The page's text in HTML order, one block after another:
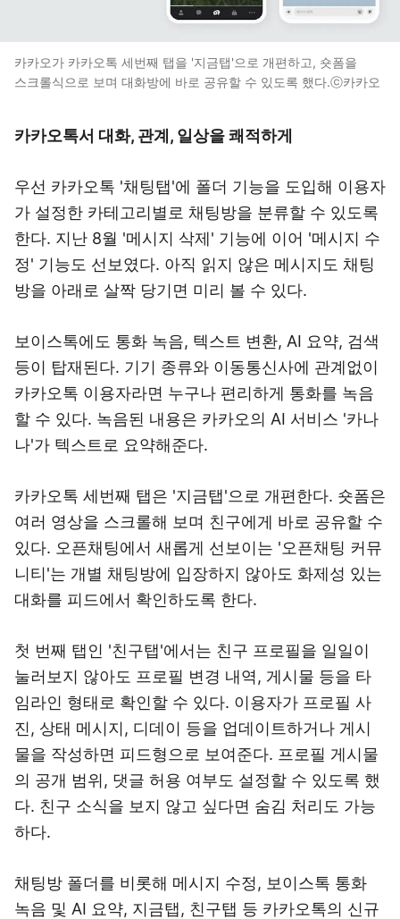
카카오가 카카오톡 세번째 탭을 '지금탭'으로 개편하고, 숏폼을
스크롤식으로 보며 대화방에 바로 공유할 수 있도록 했다.ⓒ카카오
카카오톡서 대화, 관계, 일상을 쾌적하게
우선 카카오톡 '채팅탭'에 폴더 기능을 도입해 이용자
가 설정한 카테고리별로 채팅방을 분류할 수 있도록
한다. 지난 8월 '메시지 삭제' 기능에 이어 '메시지 수
정' 기능도 선보였다. 아직 읽지 않은 메시지도 채팅
방을 아래로 살짝 당기면 미리 볼 수 있다.
보이스톡에도 통화 녹음, 텍스트 변환, AI 요약, 검색
등이 탑재된다. 기기 종류와 이동통신사에 관계없이
카카오톡 이용자라면 누구나 편리하게 통화를 녹음
할 수 있다. 녹음된 내용은 카카오의 AI 서비스 '카나
나'가 텍스트로 요약해준다.
카카오톡 세번째 탭은 '지금탭'으로 개편한다. 숏폼은
여러 영상을 스크롤해 보며 친구에게 바로 공유할 수
있다. 오픈채팅에서 새롭게 선보이는 '오픈채팅 커뮤
니티'는 개별 채팅방에 입장하지 않아도 화제성 있는
대화를 피드에서 확인하도록 한다.
첫 번째 탭인 '친구탭'에서는 친구 프로필을 일일이
눌러보지 않아도 프로필 변경 내역, 게시물 등을 타
임라인 형태로 확인할 수 있다. 이용자가 프로필 사
진, 상태 메시지, 디데이 등을 업데이트하거나 게시
물을 작성하면 피드형으로 보여준다. 프로필 게시물
의 공개 범위, 댓글 허용 여부도 설정할 수 있도록 했
다. 친구 소식을 보지 않고 싶다면 숨김 처리도 가능
하다.
채팅방 폴더를 비롯해 메시지 수정, 보이스톡 통화
녹음 및 AI 요약, 지금탭, 친구탭 등 카카오톡의 신규